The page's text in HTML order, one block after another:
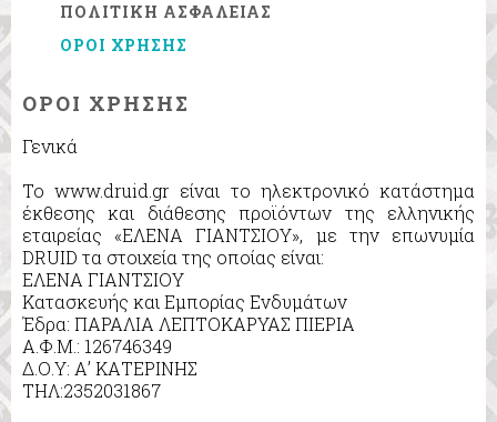
ΠΟΛΙΤΙΚΗ ΑΣΦΑΛΕΙΑΣ
ΟΡΟΙ ΧΡΗΣΗΣ
ΟΡΟΙ ΧΡΗΣΗΣ
Γενικά
Το www.druid.gr είναι το ηλεκτρονικό κατάστημα
έκθεσης και διάθεσης προϊόντων της ελληνικής
εταιρείας «ΕΛΕΝΑ ΓΙΑΝΤΣΙΟΥ», με την επωνυμία
DRUID τα στοιχεία της οποίας είναι:
ΕΛΕΝΑ ΓΙΑΝΤΣΙΟΥ
Κατασκευής και Εμπορίας Ενδυμάτων
Έδρα: ΠΑΡΑΛΙΑ ΛΕΠΤΟΚΑΡΥΑΣ ΠΙΕΡΙΑ
Α.Φ.Μ.: 126746349
Δ.Ο.Υ: Α’ ΚΑΤΕΡΙΝΗΣ
ΤΗΛ:2352031867